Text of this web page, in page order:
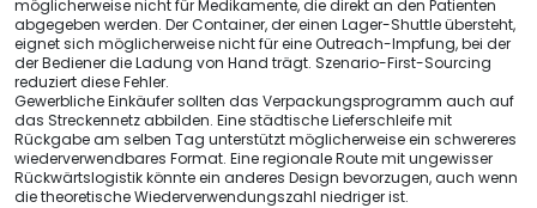
möglicherweise nicht für Medikamente, die direkt an den Patienten
abgegeben werden. Der Container, der einen Lager-Shuttle übersteht,
eignet sich möglicherweise nicht für eine Outreach-Impfung, bei der
der Bediener die Ladung von Hand trägt. Szenario-First-Sourcing
reduziert diese Fehler.
Gewerbliche Einkäufer sollten das Verpackungsprogramm auch auf
das Streckennetz abbilden. Eine städtische Lieferschleife mit
Rückgabe am selben Tag unterstützt möglicherweise ein schwereres
wiederverwendbares Format. Eine regionale Route mit ungewisser
Rückwärtslogistik könnte ein anderes Design bevorzugen, auch wenn
die theoretische Wiederverwendungszahl niedriger ist.